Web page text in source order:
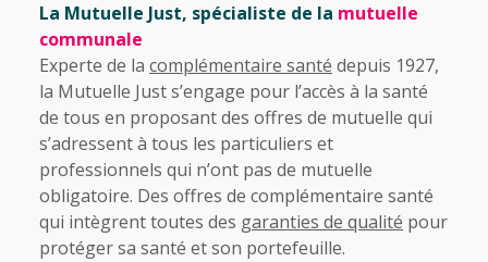
La Mutuelle Just, spécialiste de la mutuelle
communale
Experte de la complémentaire santé depuis 1927,
la Mutuelle Just s’engage pour l’accès à la santé
de tous en proposant des offres de mutuelle qui
s’adressent à tous les particuliers et
professionnels qui n’ont pas de mutuelle
obligatoire. Des offres de complémentaire santé
qui intègrent toutes des garanties de qualité pour
protéger sa santé et son portefeuille.